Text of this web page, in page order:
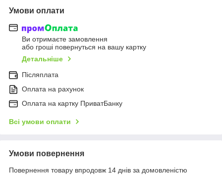
Умови оплати
Ви отримаєте замовлення
або гроші повернуться на вашу картку
Детальніше
Післяплата
Оплата на рахунок
Оплата на картку ПриватБанку
Всі умови оплати
Умови повернення
Повернення товару впродовж 14 днів за домовленістю